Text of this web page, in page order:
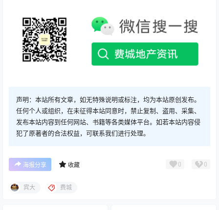
声明：本站所有文章，如无特殊说明或标注，均为本站原创发布。
任何个人或组织，在未征得本站同意时，禁止复制、盗用、采集、
发布本站内容到任何网站、书籍等各类媒体平台。如若本站内容侵
犯了原著者的合法权益，可联系我们进行处理。
海报分享 收藏 0 0
宾大 费城